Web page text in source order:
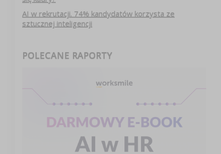
AI w rekrutacji. 74% kandydatów korzysta ze
sztucznej inteligencji
POLECANE RAPORTY